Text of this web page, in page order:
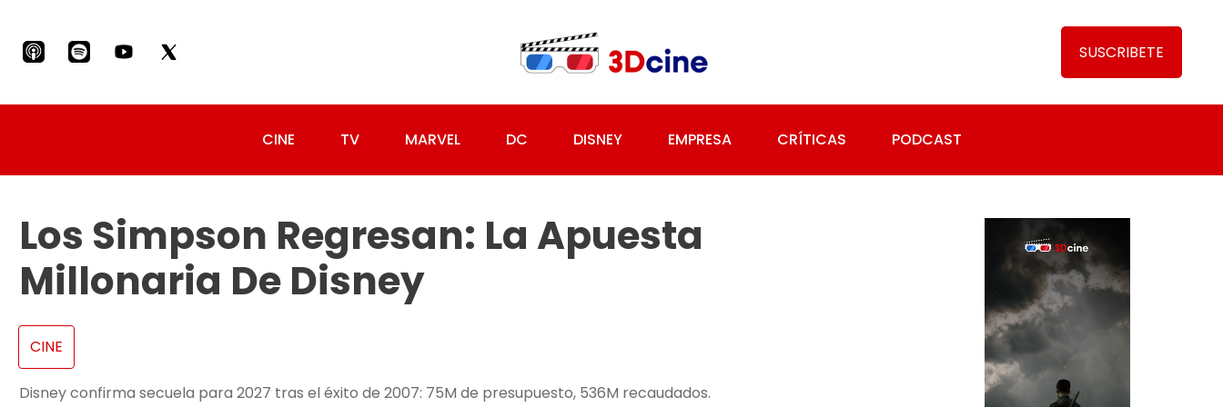
SUSCRIBETE
CINE TV MARVEL DC DISNEY EMPRESA CRÍTICAS PODCAST
Los Simpson Regresan: La Apuesta
Millonaria De Disney
CINE
Disney confirma secuela para 2027 tras el éxito de 2007: 75M de presupuesto, 536M recaudados.